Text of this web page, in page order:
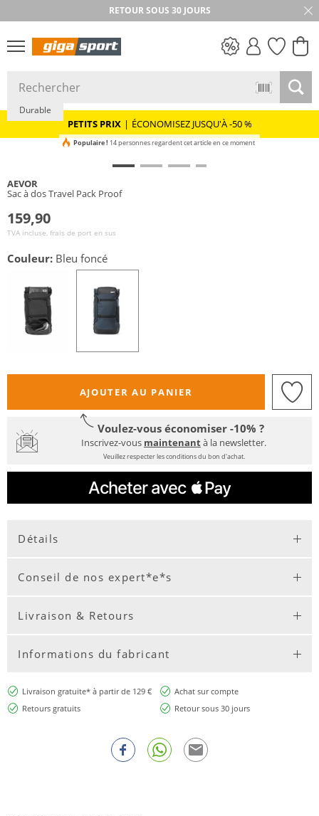
RETOUR SOUS 30 JOURS
PETITS PRIX
PETITS PRIX | ÉCONOMISEZ JUSQU'À -50 %
Durable
Populaire ! 14 personnes regardent cet article en ce moment
AEVOR
Sac à dos Travel Pack Proof
159,90
TVA incluse, frais de port en sus
Couleur: Bleu foncé
AJOUTER AU PANIER
Voulez-vous économiser -10% ?
Inscrivez-vous maintenantà la newsletter.
Veuillez respecter les conditions du bon d'achat.
Détails
Conseil de nos expert*e*s
Livraison & Retours
Informations du fabricant
Livraison gratuite* à partir de 129 €
Achat sur compte
Retours gratuits
Retour sous 30 jours